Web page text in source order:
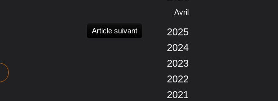
Article suivant
Avril
2025
2024
2023
2022
2021